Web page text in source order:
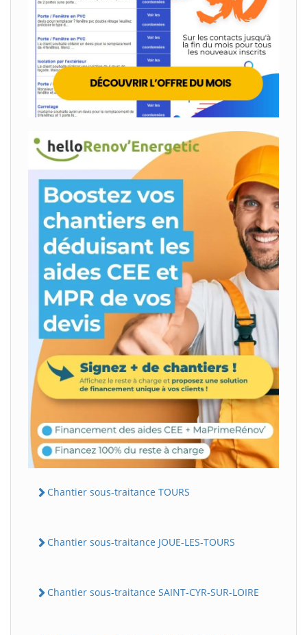
Chantier sous-traitance TOURS
Chantier sous-traitance JOUE-LES-TOURS
Chantier sous-traitance SAINT-CYR-SUR-LOIRE